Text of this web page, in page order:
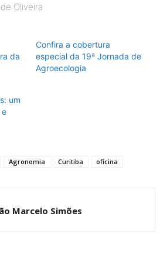
Oliveira
da
Confira a cobertura
especial da 19ª Jornada de
Agroecologia
um
e
Agronomia Curitiba oficina
Marcelo Simões